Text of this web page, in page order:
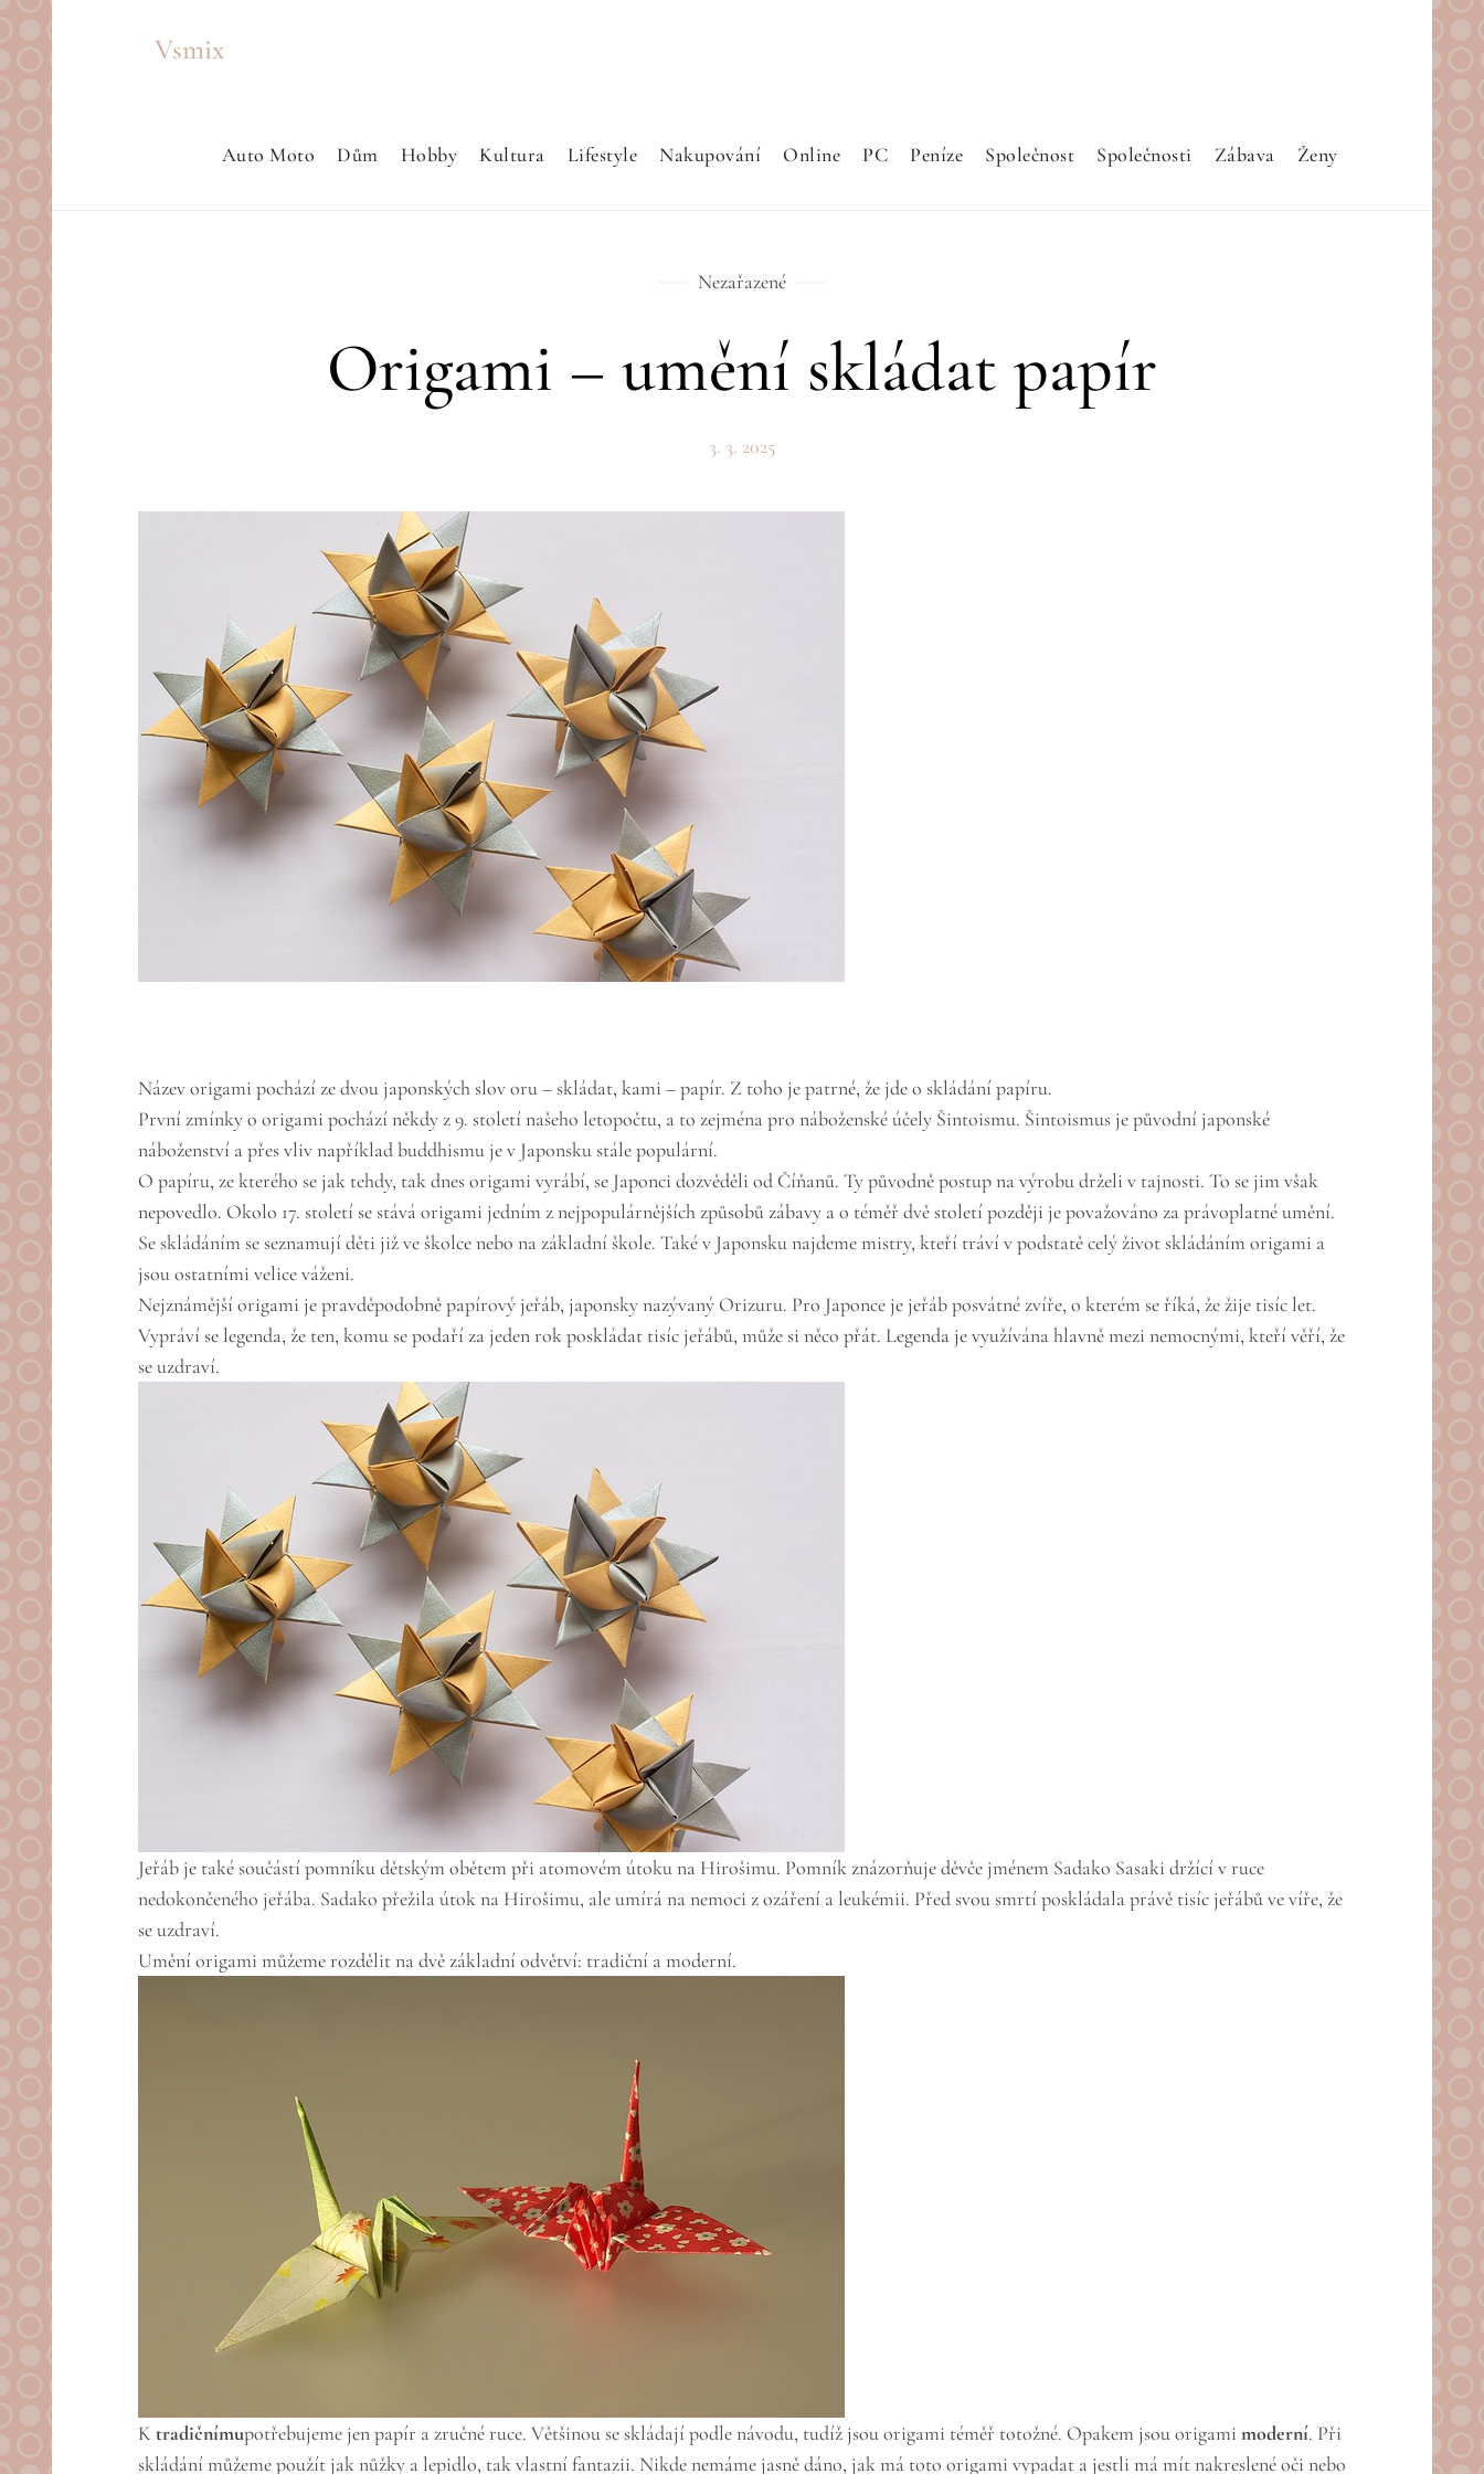
Vsmix
Auto Moto Dům Hobby Kultura Lifestyle Nakupování Online PC Peníze Společnost Společnosti Zábava Ženy
Nezařazené
Origami – umění skládat papír
3. 3. 2025
Název origami pochází ze dvou japonských slov oru – skládat, kami – papír. Z toho je patrné, že jde o skládání papíru.
První zmínky o origami pochází někdy z 9. století našeho letopočtu, a to zejména pro náboženské účely Šintoismu. Šintoismus je původní japonské
náboženství a přes vliv například buddhismu je v Japonsku stále populární.
O papíru, ze kterého se jak tehdy, tak dnes origami vyrábí, se Japonci dozvěděli od Číňanů. Ty původně postup na výrobu drželi v tajnosti. To se jim však
nepovedlo. Okolo 17. století se stává origami jedním z nejpopulárnějších způsobů zábavy a o téměř dvě století později je považováno za právoplatné umění.
Se skládáním se seznamují děti již ve školce nebo na základní škole. Také v Japonsku najdeme mistry, kteří tráví v podstatě celý život skládáním origami a
jsou ostatními velice váženi.
Nejznámější origami je pravděpodobně papírový jeřáb, japonsky nazývaný Orizuru. Pro Japonce je jeřáb posvátné zvíře, o kterém se říká, že žije tisíc let.
Vypráví se legenda, že ten, komu se podaří za jeden rok poskládat tisíc jeřábů, může si něco přát. Legenda je využívána hlavně mezi nemocnými, kteří věří, že
se uzdraví.
Jeřáb je také součástí pomníku dětským obětem při atomovém útoku na Hirošimu. Pomník znázorňuje děvče jménem Sadako Sasaki držící v ruce
nedokončeného jeřába. Sadako přežila útok na Hirošimu, ale umírá na nemoci z ozáření a leukémii. Před svou smrtí poskládala právě tisíc jeřábů ve víře, že
se uzdraví.
Umění origami můžeme rozdělit na dvě základní odvětví: tradiční a moderní.
Ktradičnímupotřebujeme jen papír a zručné ruce. Většinou se skládají podle návodu, tudíž jsou origami téměř totožné. Opakem jsou origami moderní. Při
skládání můžeme použít jak nůžky a lepidlo, tak vlastní fantazii. Nikde nemáme jasně dáno, jak má toto origami vypadat a jestli má mít nakreslené oči nebo